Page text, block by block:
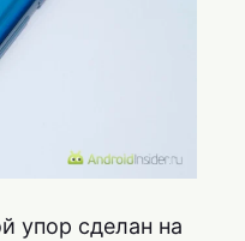
упор сделан на